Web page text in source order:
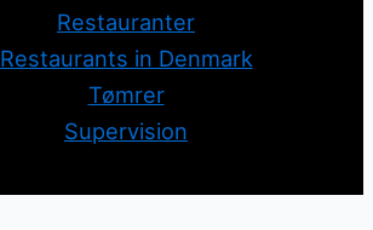
Restauranter
Restaurants in Denmark
Tømrer
Supervision